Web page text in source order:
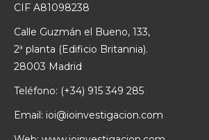
CIF A81098238
Calle Guzmán el Bueno, 133,
2ª planta (Edificio Britannia).
28003 Madrid
Teléfono: (+34) 915 349 285
Email: ioi@ioinvestigacion.com